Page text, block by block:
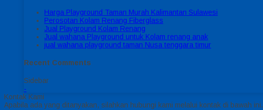
Harga Playground Taman Murah Kalimantan Sulawesi
Perosotan Kolam Renang Fiberglass
Jual Playground Kolam Renang
Jual wahana Playground untuk Kolam renang anak
jual wahana playground taman Nusa tenggara timur
Recent Comments
Sidebar
-
Kontak Kami
Apabila ada yang ditanyakan, silahkan hubungi kami melalui kontak di bawah ini.